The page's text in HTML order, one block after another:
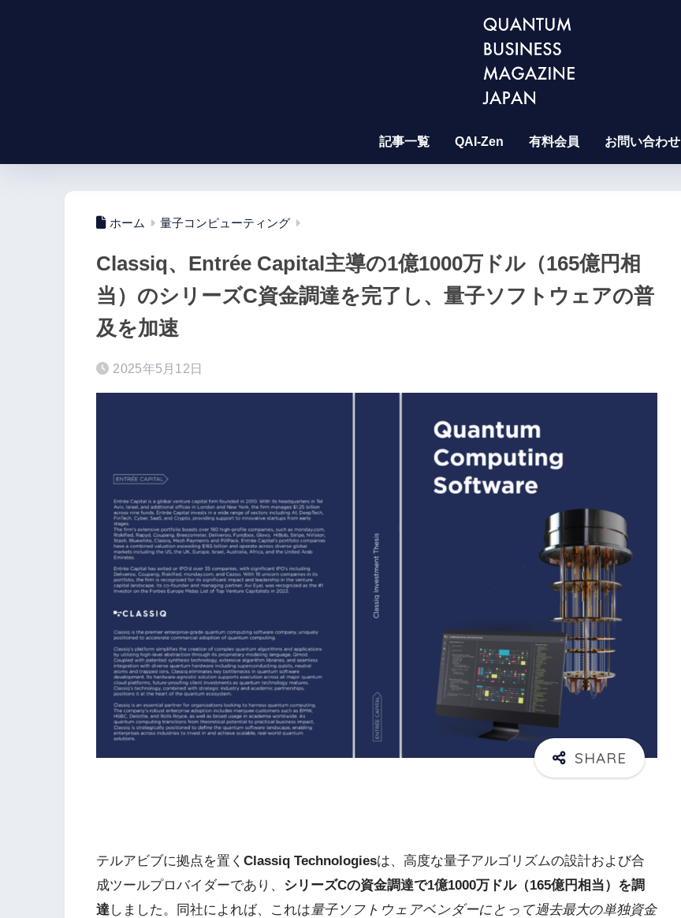
記事一覧 QAI-Zen 有料会員 お問い合わせ
ホーム 量子コンピューティング
Classiq、Entrée Capital主導の1億1000万ドル（165億円相
当）のシリーズC資金調達を完了し、量子ソフトウェアの普
及を加速
2025年5月12日
テルアビブに拠点を置く Classiq Technologiesは、高度な量子アルゴリズムの設計および合
成ツールプロバイダーであり、 シリーズCの資金調達で1億1000万ドル（165億円相当）を調
達しました。同社によれば、これは量子ソフトウェアベンダーにとって過去最大の単独資金